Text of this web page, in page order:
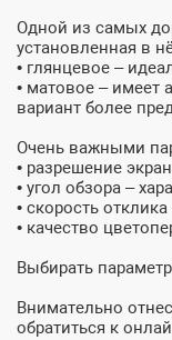
Одной из самых
установленная в
• глянцевое –
• матовое – имеет
вариант более
Очень важными
• разрешение
• угол обзора –
• скорость
• качество
Выбирать
Внимательно
обратиться к